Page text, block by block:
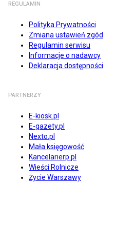
REGULAMIN
Polityka Prywatności
Zmiana ustawień zgód
Regulamin serwisu
Informacje o nadawcy
Deklaracja dostępności
PARTNERZY
E-kiosk.pl
E-gazety.pl
Nexto.pl
Mała księgowość
Kancelarierp.pl
Wieści Rolnicze
Życie Warszawy